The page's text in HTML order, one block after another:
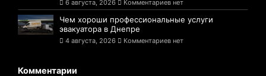
6 августа, 2026 Комментариев нет
Чем хороши профессиональные услуги
эвакуатора в Днепре
4 августа, 2026 Комментариев нет
Комментарии